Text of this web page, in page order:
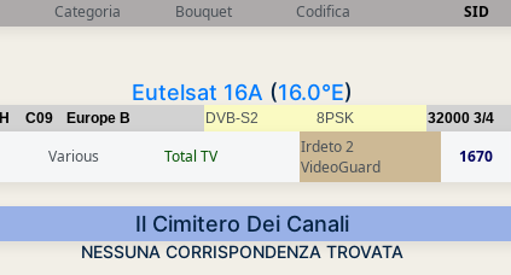
Categoria Bouquet Codifica SID
Eutelsat 16A (16.0°E)
H C09 Europe B DVB-S2 8PSK 32000 3/4
Various Total TV
Irdeto 2
VideoGuard
1670
Il Cimitero Dei Canali
NESSUNA CORRISPONDENZA TROVATA